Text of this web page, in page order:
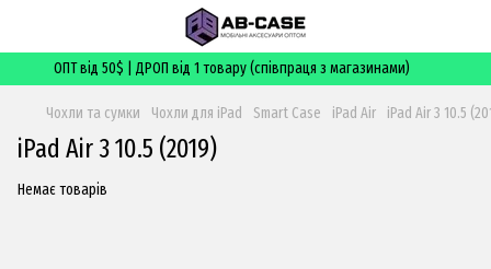
ОПТ від 50$ | ДРОП від 1 товару (співпраця з магазинами)
Чохли та сумки Чохли для iPad Smart Case iPad Air iPad Air 3 10.5
iPad Air 3 10.5 (2019)
Немає товарів